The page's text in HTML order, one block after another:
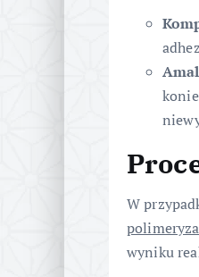
W
wyniku